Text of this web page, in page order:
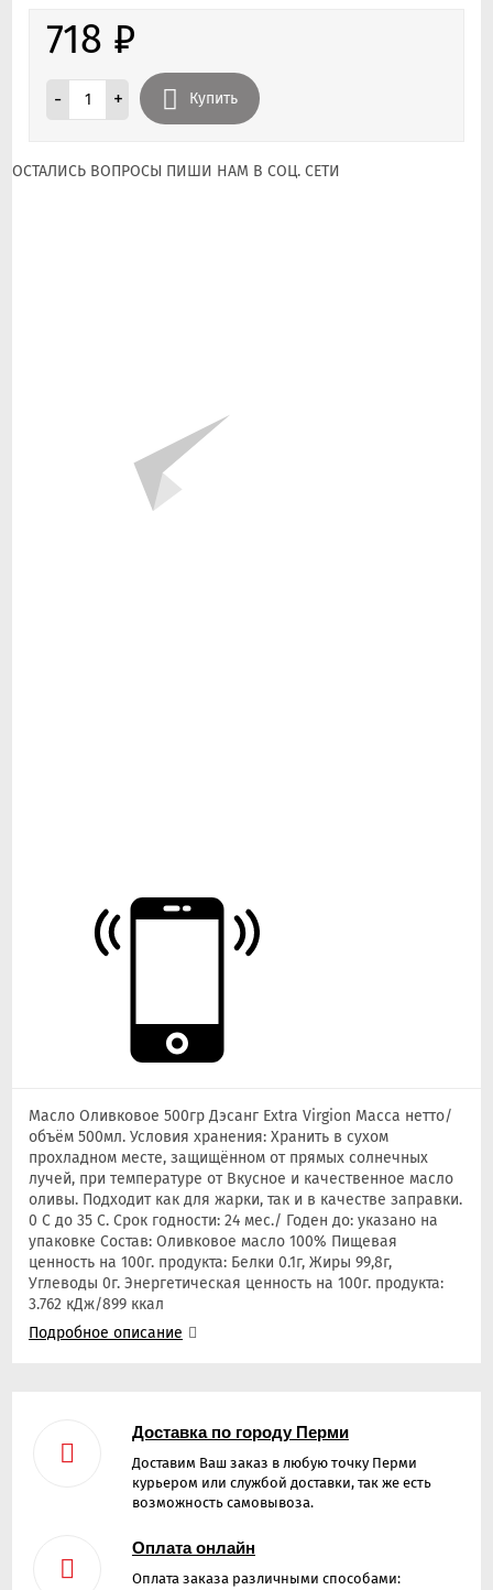
718 ₽
- + Купить
ОСТАЛИСЬ ВОПРОСЫ ПИШИ НАМ В СОЦ. СЕТИ
Масло Оливковое 500гр Дэсанг Extra Virgion Масса нетто/
объём 500мл. Условия хранения: Хранить в сухом
прохладном месте, защищённом от прямых солнечных
лучей, при температуре от Вкусное и качественное масло
оливы. Подходит как для жарки, так и в качестве заправки.
0 С до 35 С. Срок годности: 24 мес./ Годен до: указано на
упаковке Состав: Оливковое масло 100% Пищевая
ценность на 100г. продукта: Белки 0.1г, Жиры 99,8г,
Углеводы 0г. Энергетическая ценность на 100г. продукта:
3.762 кДж/899 ккал
Подробное описание
Доставка по городу Перми
Доставим Ваш заказ в любую точку Перми
курьером или службой доставки, так же есть
возможность самовывоза.
Оплата онлайн
Оплата заказа различными способами: